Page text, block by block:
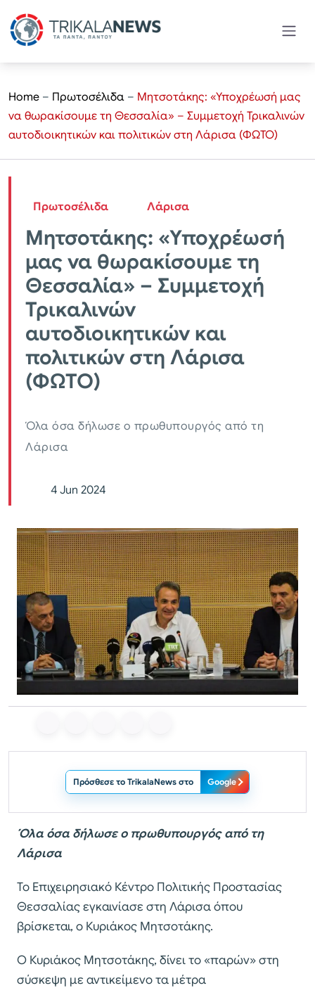
Home – Πρωτοσέλιδα – Μητσοτάκης: «Υποχρέωσή μας
να θωρακίσουμε τη Θεσσαλία» – Συμμετοχή Τρικαλινών
αυτοδιοικητικών και πολιτικών στη Λάρισα (ΦΩΤΟ)
Πρωτοσέλιδα Λάρισα
Μητσοτάκης: «Υποχρέωσή
μας να θωρακίσουμε τη
Θεσσαλία» – Συμμετοχή
Τρικαλινών
αυτοδιοικητικών και
πολιτικών στη Λάρισα
(ΦΩΤΟ)
Όλα όσα δήλωσε ο πρωθυπουργός από τη
Λάρισα
4 Jun 2024
Πρόσθεσε το TrikalaNews στο Google
Όλα όσα δήλωσε ο πρωθυπουργός από τη
Λάρισα
Το Επιχειρησιακό Κέντρο Πολιτικής Προστασίας
Θεσσαλίας εγκαινίασε στη Λάρισα όπου
βρίσκεται, ο Κυριάκος Μητσοτάκης.
Ο Κυριάκος Μητσοτάκης, δίνει το «παρών» στη
σύσκεψη με αντικείμενο τα μέτρα